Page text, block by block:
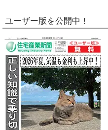
ユーザー版を公開中！